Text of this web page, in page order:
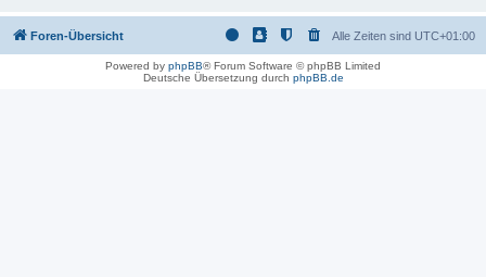
Foren-Übersicht Alle Zeiten sind UTC+01:00
Powered by phpBB® Forum Software © phpBB Limited
Deutsche Übersetzung durch phpBB.de